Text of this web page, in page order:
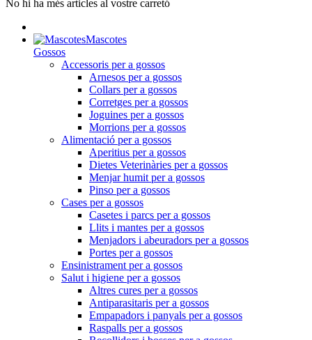
No hi ha més articles al vostre carretó
Mascotes
Gossos
Accessoris per a gossos
Arnesos per a gossos
Collars per a gossos
Corretges per a gossos
Joguines per a gossos
Morrions per a gossos
Alimentació per a gossos
Aperitius per a gossos
Dietes Veterinàries per a gossos
Menjar humit per a gossos
Pinso per a gossos
Cases per a gossos
Casetes i parcs per a gossos
Llits i mantes per a gossos
Menjadors i abeuradors per a gossos
Portes per a gossos
Ensinistrament per a gossos
Salut i higiene per a gossos
Altres cures per a gossos
Antiparasitaris per a gossos
Empapadors i panyals per a gossos
Raspalls per a gossos